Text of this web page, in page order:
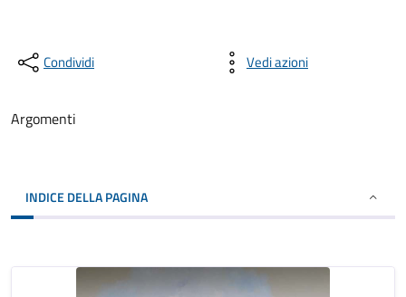
Condividi Vedi azioni
Argomenti
INDICE DELLA PAGINA